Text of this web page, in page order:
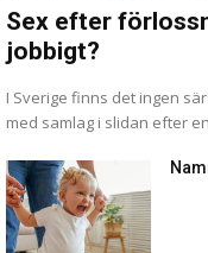
Sex efter
jobbigt?
I Sverige finns det ingen
med samlag i slidan efter